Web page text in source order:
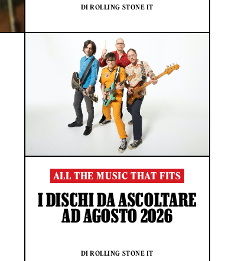
DI ROLLING STONE IT
ALL THE MUSIC THAT FITS
I DISCHI DA ASCOLTARE
AD AGOSTO 2026
DI ROLLING STONE IT